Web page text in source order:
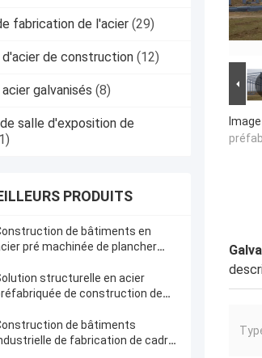
fabrication de l'acier (29)
de construction (12)
acier galvanisés (8)
salle d'exposition de
PRODUITS
de bâtiments en
pré machinée de plancher
structurelle en acier
de construction de
de bâtiments
de fabrication de cadre